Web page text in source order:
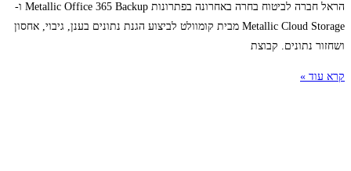
הראל חברה לביטוח בחרה באחרונה בפתרונות Metallic Office 365 Backup ו-
Metallic Cloud Storage מבית קומוולט לביצוע הגנת נתונים בענן, גיבוי, אחסון
ושחזור נתונים. קבוצת
קרא עוד »